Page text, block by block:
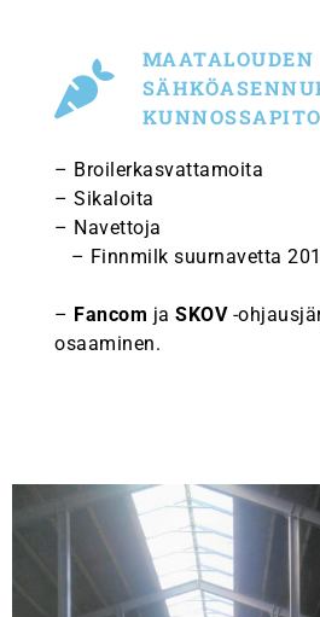
MAATALOUDEN
KUNNOSSAPITO
– Broilerkasvattamoita
– Sikaloita
– Navettoja
– Finnmilk suurnavetta
– Fancom ja SKOV-
osaaminen.